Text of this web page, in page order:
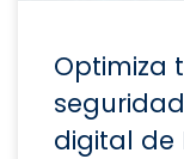
Optimiza
digital de